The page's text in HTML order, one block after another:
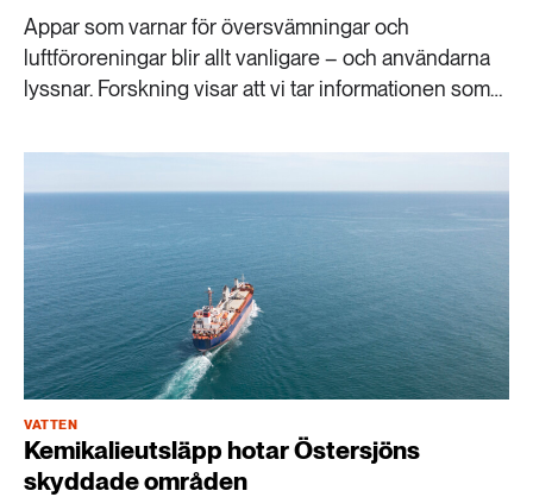
Appar som varnar för översvämningar och
luftföroreningar blir allt vanligare – och användarna
lyssnar. Forskning visar att vi tar informationen som
möjligheter men också utmaningar.
VATTEN
Kemikalieutsläpp hotar Östersjöns
skyddade områden